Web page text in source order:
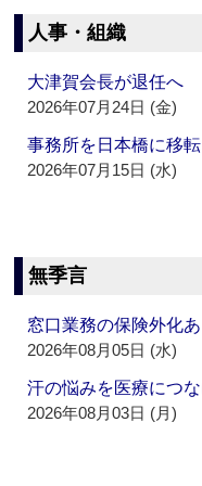
人事・組織
大津賀会長が退任へ
2026年07月24日 (金)
事務所を日本橋に移
2026年07月15日 (水)
無季言
窓口業務の保険外化
2026年08月05日 (水)
汗の悩みを医療につ
2026年08月03日 (月)